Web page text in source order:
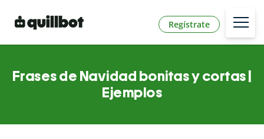
Regístrate
Frases de Navidad bonitas y cortas |
Ejemplos